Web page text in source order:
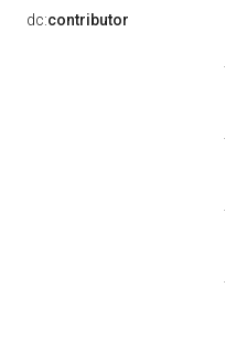
dc:contributor